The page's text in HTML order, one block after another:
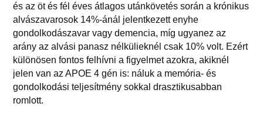
és az öt és fél éves átlagos utánkövetés során a krónikus
alvászavarosok 14%-ánál jelentkezett enyhe
gondolkodászavar vagy demencia, míg ugyanez az
arány az alvási panasz nélkülieknél csak 10% volt. Ezért
különösen fontos felhívni a figyelmet azokra, akiknél
jelen van az APOE 4 gén is: náluk a memória- és
gondolkodási teljesítmény sokkal drasztikusabban
romlott.